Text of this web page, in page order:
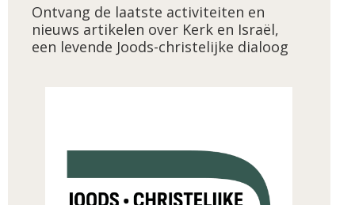
Ontvang de laatste activiteiten en
nieuws artikelen over Kerk en Israël,
een levende Joods-christelijke dialoog